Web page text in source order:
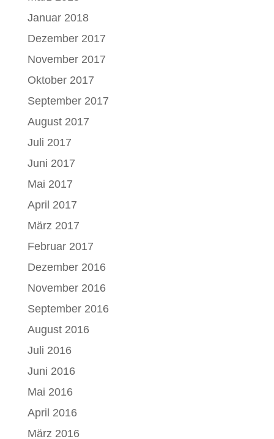
Januar 2018
Dezember 2017
November 2017
Oktober 2017
September 2017
August 2017
Juli 2017
Juni 2017
Mai 2017
April 2017
März 2017
Februar 2017
Dezember 2016
November 2016
September 2016
August 2016
Juli 2016
Juni 2016
Mai 2016
April 2016
März 2016